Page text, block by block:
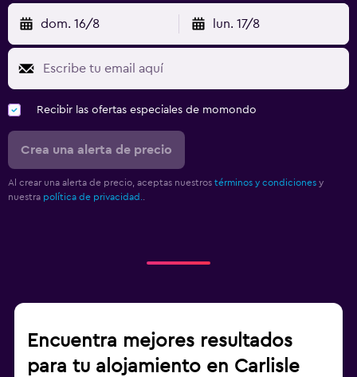
dom. 16/8 lun. 17/8
Recibir las ofertas especiales de momondo
Crea una alerta de precio
Al crear una alerta de precio, aceptas nuestros términos y condiciones y
nuestra política de privacidad.
Encuentra mejores resultados
para tu alojamiento en Carlisle